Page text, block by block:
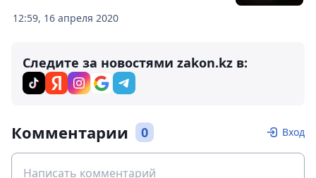
12:59, 16 апреля 2020
Следите за новостями zakon.kz в:
Комментарии 0 Вход